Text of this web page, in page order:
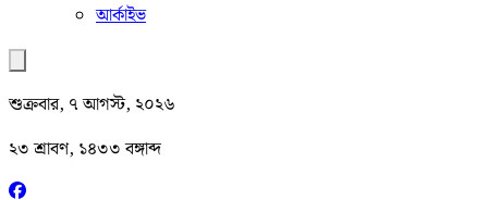
আর্কাইভ
শুক্রবার, ৭ আগস্ট, ২০২৬
২৩ শ্রাবণ, ১৪৩৩ বঙ্গাব্দ